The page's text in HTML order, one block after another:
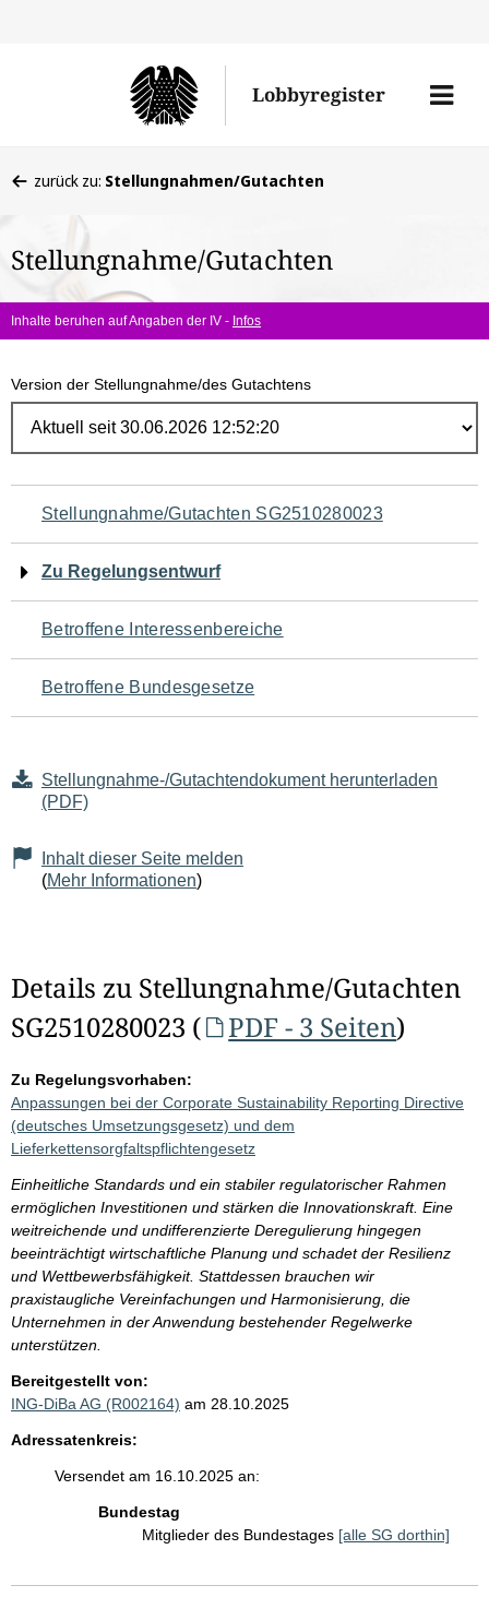
Lobbyregister
Menü
befinden
hier:
zurück zu: Stellungnahmen/Gutachten
Stellungnahme/Gutachten
Inhalte beruhen auf Angaben der IV - Infos
Version der Stellungnahme/des Gutachtens
Navigation
für
den
Seiteninhalt
Stellungnahme/Gutachten SG2510280023
Zu Regelungsentwurf
Betroffene Interessenbereiche
Betroffene Bundesgesetze
Stellungnahme-/Gutachtendokument herunterladen
(PDF)
Inhalt dieser Seite melden
(Mehr Informationen)
Details zu Stellungnahme/Gutachten
SG2510280023 (
PDF - 3 Seiten)
Zu Regelungsvorhaben:
Anpassungen bei der Corporate Sustainability Reporting Directive
(deutsches Umsetzungsgesetz) und dem
Lieferkettensorgfaltspflichtengesetz
Einheitliche Standards und ein stabiler regulatorischer Rahmen
ermöglichen Investitionen und stärken die Innovationskraft. Eine
weitreichende und undifferenzierte Deregulierung hingegen
beeinträchtigt wirtschaftliche Planung und schadet der Resilienz
und Wettbewerbsfähigkeit. Stattdessen brauchen wir
praxistaugliche Vereinfachungen und Harmonisierung, die
Unternehmen in der Anwendung bestehender Regelwerke
unterstützen.
Bereitgestellt von:
ING-DiBa AG (R002164) am 28.10.2025
Adressatenkreis:
Versendet am 16.10.2025 an:
Bundestag
Mitglieder des Bundestages [alle SG dorthin]